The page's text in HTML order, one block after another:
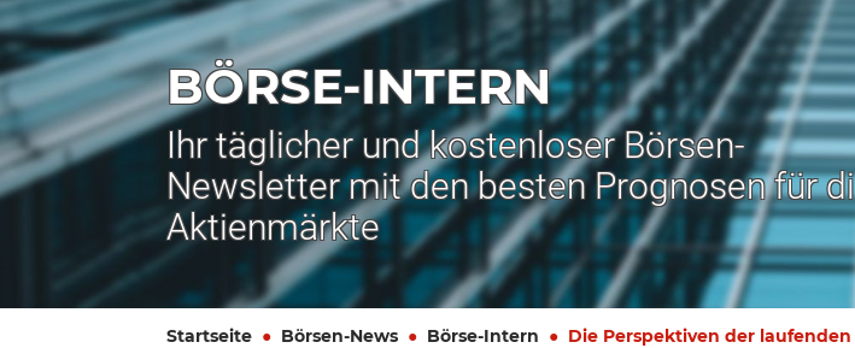
BÖRSE-INTERN
Ihr täglicher und kostenloser Börsen-
Newsletter mit den besten Prognosen für
Aktienmärkte
Startseite Börsen-News Börse-Intern Die Perspektiven der